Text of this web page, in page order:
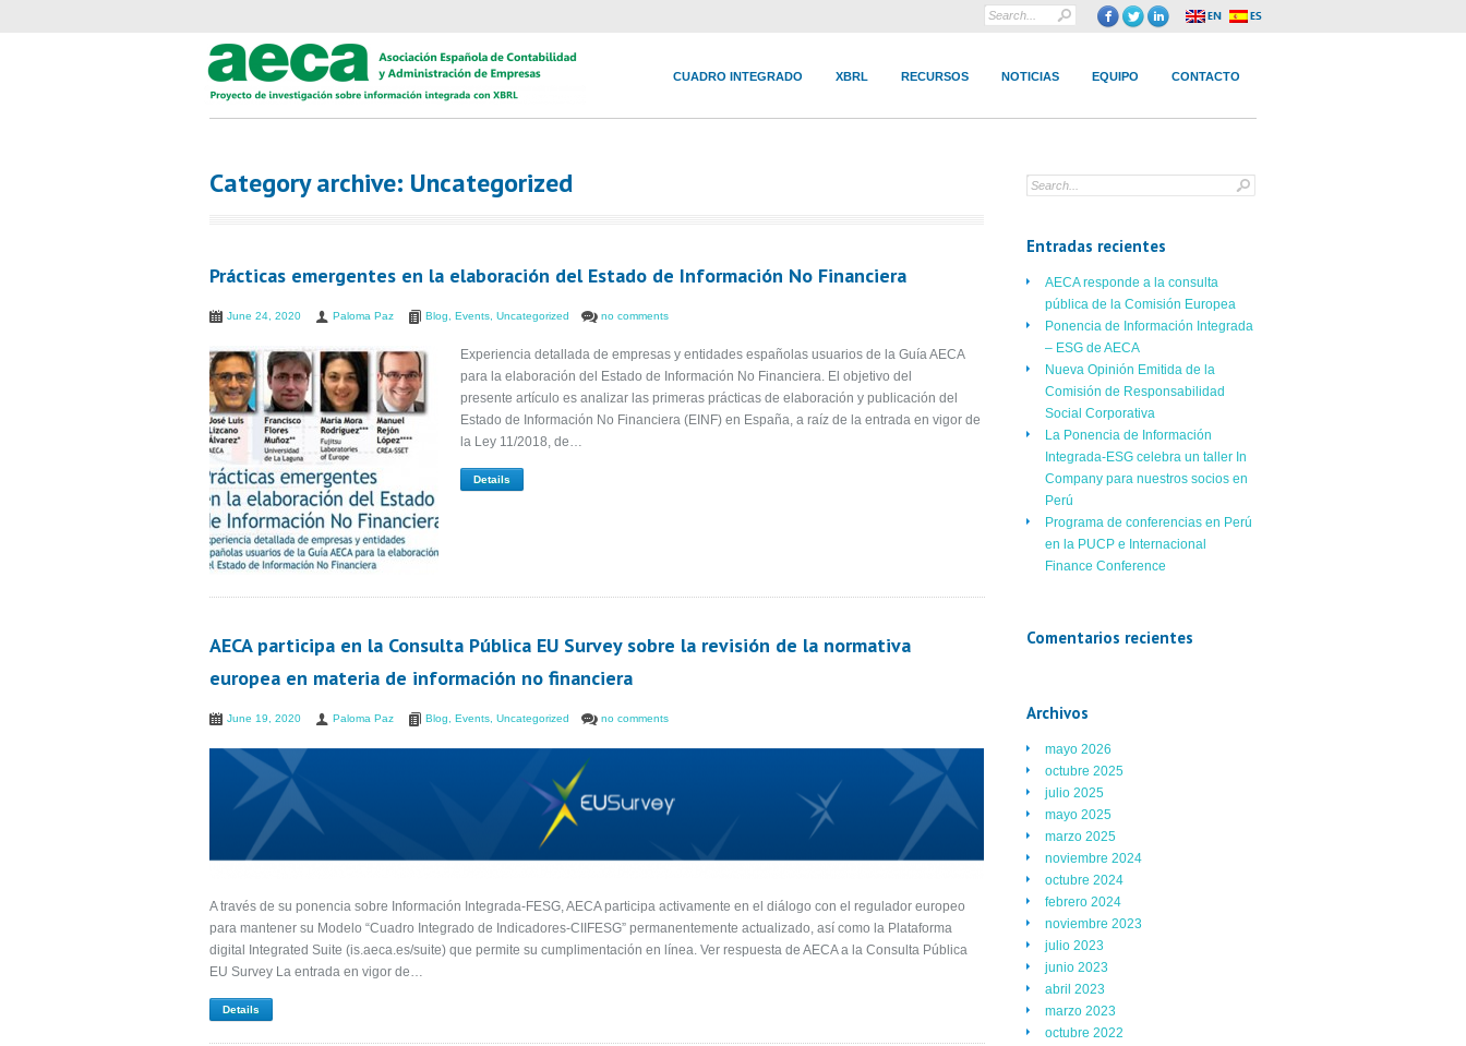
CUADRO INTEGRADO XBRL RECURSOS NOTICIAS EQUIPO CONTACTO
Category archive: Uncategorized
Prácticas emergentes en la elaboración del Estado de Información No Financiera
June 24, 2020 Paloma Paz Blog Events Uncategorized no comments
Experiencia detallada de empresas y entidades españolas usuarios de la Guía AECA
para la elaboración del Estado de Información No Financiera. El objetivo del
presente artículo es analizar las primeras prácticas de elaboración y publicación del
Estado de Información No Financiera (EINF) en España, a raíz de la entrada en vigor de
la Ley 11/2018, de…
Details
AECA participa en la Consulta Pública EU Survey sobre la revisión de la normativa
europea en materia de información no financiera
June 19, 2020 Paloma Paz Blog Events Uncategorized no comments
A través de su ponencia sobre Información Integrada-FESG, AECA participa activamente en el diálogo con el regulador europeo
para mantener su Modelo “Cuadro Integrado de Indicadores-CIIFESG” permanentemente actualizado, así como la Plataforma
digital Integrated Suite (is.aeca.es/suite) que permite su cumplimentación en línea. Ver respuesta de AECA a la Consulta Pública
EU Survey La entrada en vigor de…
Details
Entradas recientes
AECA responde a la consulta
pública de la Comisión Europea
Ponencia de Información Integrada
– ESG de AECA
Nueva Opinión Emitida de la
Comisión de Responsabilidad
Social Corporativa
La Ponencia de Información
Integrada-ESG celebra un taller In
Company para nuestros socios en
Perú
Programa de conferencias en Perú
en la PUCP e Internacional
Finance Conference
Comentarios recientes
Archivos
mayo 2026
octubre 2025
julio 2025
mayo 2025
marzo 2025
noviembre 2024
octubre 2024
febrero 2024
noviembre 2023
julio 2023
junio 2023
abril 2023
marzo 2023
octubre 2022